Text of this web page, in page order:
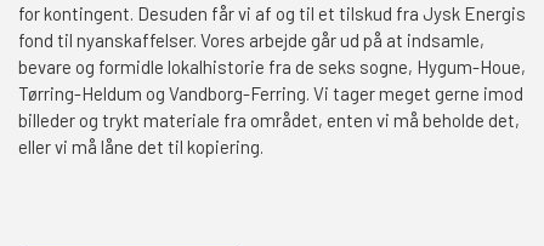
for kontingent. Desuden får vi af og til et tilskud fra Jysk Energis
fond til nyanskaffelser. Vores arbejde går ud på at indsamle,
bevare og formidle lokalhistorie fra de seks sogne, Hygum-Houe,
Tørring-Heldum og Vandborg-Ferring. Vi tager meget gerne imod
billeder og trykt materiale fra området, enten vi må beholde det,
eller vi må låne det til kopiering.